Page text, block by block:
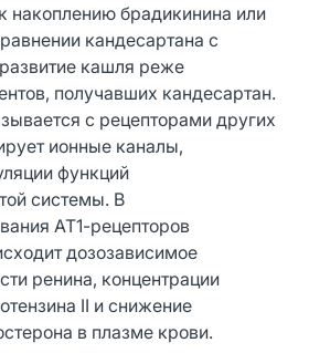
накоплению брадикинина или
кандесартана с
кашля реже
получавших кандесартан.
с рецепторами других
ионные каналы,
функций
системы. В
АТ1-рецепторов
дозозависимое
ренина, концентрации
II и снижение
в плазме крови.